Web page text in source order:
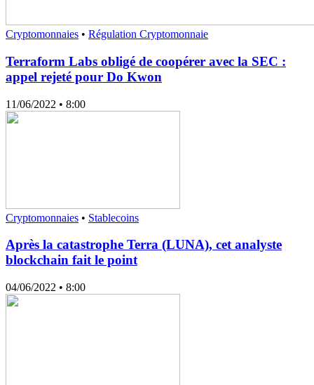
Cryptomonnaies • Régulation Cryptomonnaie
Terraform Labs obligé de coopérer avec la SEC :
appel rejeté pour Do Kwon
11/06/2022 • 8:00
Cryptomonnaies • Stablecoins
Après la catastrophe Terra (LUNA), cet analyste
blockchain fait le point
04/06/2022 • 8:00